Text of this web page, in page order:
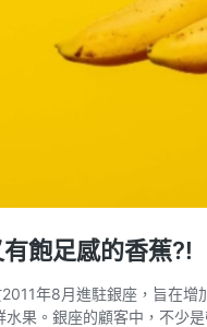
飽足感的香蕉?!
年8月進駐銀座，旨在
果。銀座的顧客中，不少